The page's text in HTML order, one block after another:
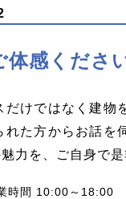
体感くださ
けではなく建物
た方からお話を
力を、ご自身で是
時間 10:00～18:00